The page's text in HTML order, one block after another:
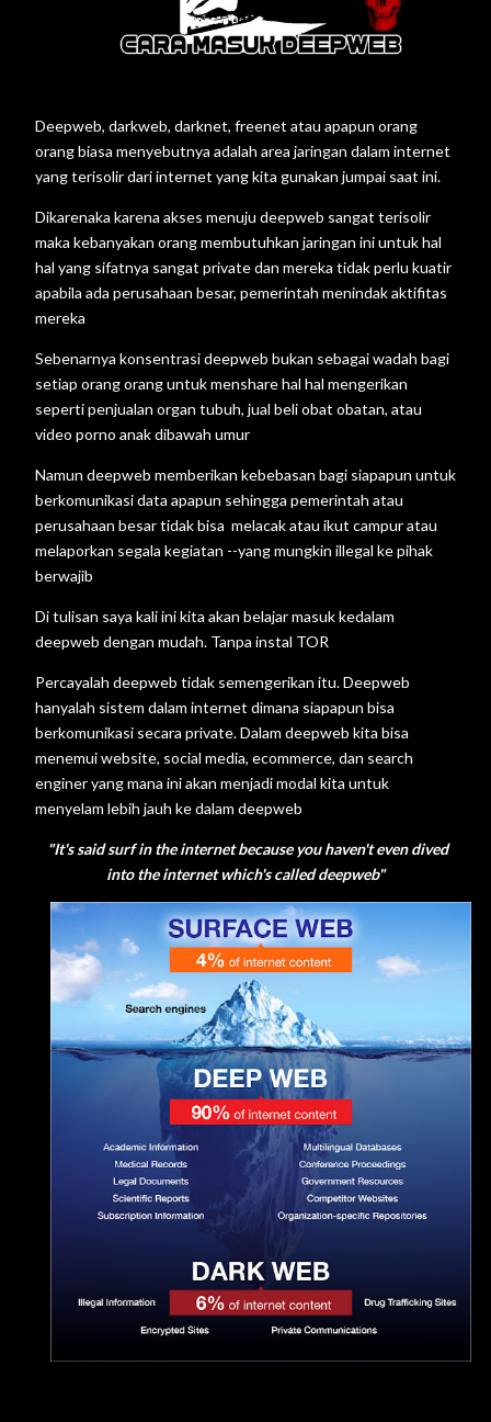
Deepweb, darkweb, darknet, freenet atau apapun orang
orang biasa menyebutnya adalah area jaringan dalam internet
yang terisolir dari internet yang kita gunakan jumpai saat ini.
Dikarenaka karena akses menuju deepweb sangat terisolir
maka kebanyakan orang membutuhkan jaringan ini untuk hal
hal yang sifatnya sangat private dan mereka tidak perlu kuatir
apabila ada perusahaan besar, pemerintah menindak aktifitas
mereka
Sebenarnya konsentrasi deepweb bukan sebagai wadah bagi
setiap orang orang untuk menshare hal hal mengerikan
seperti penjualan organ tubuh, jual beli obat obatan, atau
video porno anak dibawah umur
Namun deepweb memberikan kebebasan bagi siapapun untuk
berkomunikasi data apapun sehingga pemerintah atau
perusahaan besar tidak bisa melacak atau ikut campur atau
melaporkan segala kegiatan --yang mungkin illegal ke pihak
berwajib
Di tulisan saya kali ini kita akan belajar masuk kedalam
deepweb dengan mudah. Tanpa instal TOR
Percayalah deepweb tidak semengerikan itu. Deepweb
hanyalah sistem dalam internet dimana siapapun bisa
berkomunikasi secara private. Dalam deepweb kita bisa
menemui website, social media, ecommerce, dan search
enginer yang mana ini akan menjadi modal kita untuk
menyelam lebih jauh ke dalam deepweb
"It's said surf in the internet because you haven't even dived
into the internet which's called deepweb"